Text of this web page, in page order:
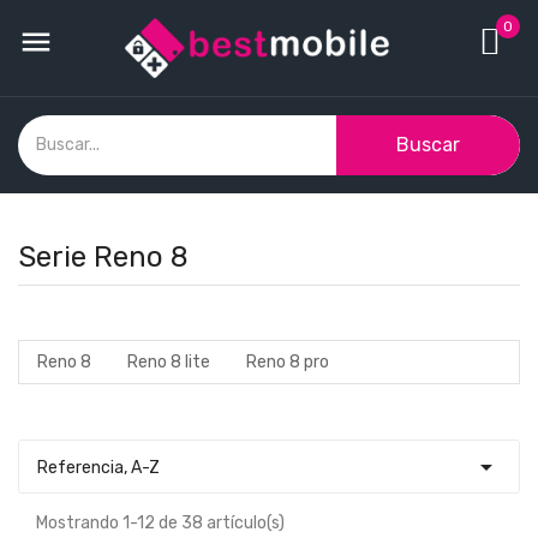
 0
Buscar
Serie Reno 8
Reno 8 Reno 8 lite Reno 8 pro
Referencia, A-Z 
Mostrando 1-12 de 38 artículo(s)